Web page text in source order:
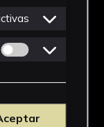
Permitir cookies